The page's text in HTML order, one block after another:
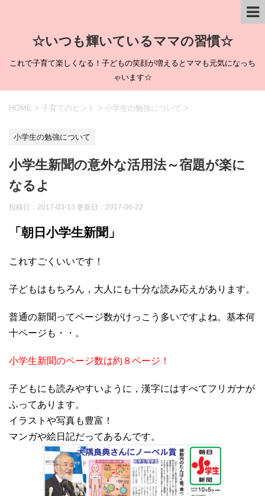
☆いつも輝いているママの習慣☆
これで子育て楽しくなる！子どもの笑顔が増えるとママも元気になっち
ゃいます☆
HOME > 子育てのヒント > 小学生の勉強について >
小学生の勉強について
小学生新聞の意外な活用法～宿題が楽に
なるよ
投稿日：2017-03-13 更新日： 2017-06-22
「朝日小学生新聞」
これすごくいいです！
子どもはもちろん，大人にも十分な読み応えがあります。
普通の新聞ってページ数がけっこう多いですよね。基本何
十ページも・・。
小学生新聞のページ数は約８ページ！
子どもにも読みやすいように，漢字にはすべてフリガナが
ふってあります。
イラストや写真も豊富！
マンガや絵日記だってあるんです。